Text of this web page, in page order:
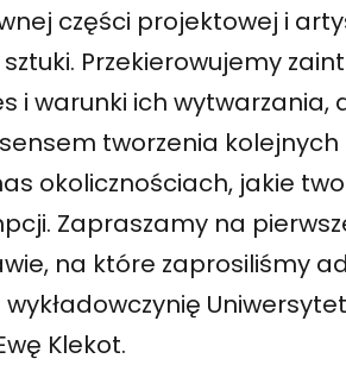
części projektowej i
Przekierowujemy
i warunki ich wytwarzania,
tworzenia
okolicznościach, jakie
Zapraszamy na
na które zaprosiliśmy
wykładowczynię
Klekot.